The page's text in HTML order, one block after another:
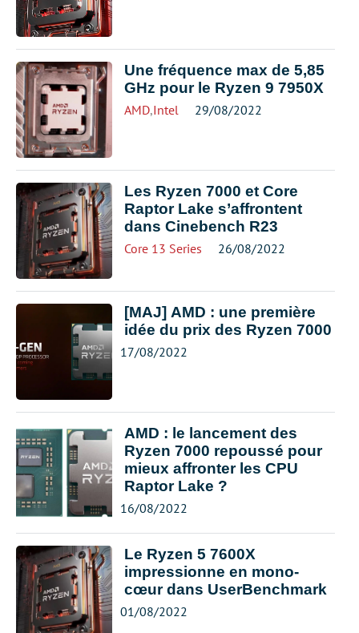
Une fréquence max de 5,85
GHz pour le Ryzen 9 7950X
AMD,Intel 29/08/2022
Les Ryzen 7000 et Core
Raptor Lake s’affrontent
dans Cinebench R23
Core 13 Series 26/08/2022
[MAJ] AMD : une première
idée du prix des Ryzen 7000
17/08/2022
AMD : le lancement des
Ryzen 7000 repoussé pour
mieux affronter les CPU
Raptor Lake ?
16/08/2022
Le Ryzen 5 7600X
impressionne en mono-
cœur dans UserBenchmark
01/08/2022